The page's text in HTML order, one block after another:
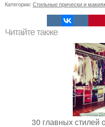
Категории: Стильные прически и
Читайте также
30 главных